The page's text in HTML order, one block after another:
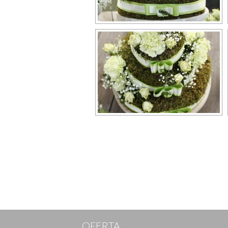
OFERTA